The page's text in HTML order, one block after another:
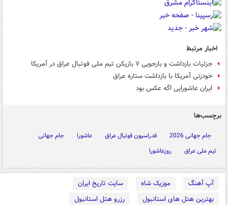
اخبار مرتبط
جزئیات بازداشت و بازجویی ۷ بازیکن تیم ملی فوتبال عراق در آمریکا
خودزنی آمریکا با بازداشت ستاره عراق
ایران عاشورایی اگه عکس بود
برچسب‌ها
جام جهانی 2026 فدراسیون فوتبال عراق عاشورا
جام جهانی
تیم ملی عراق
روزعاشورا
آپ آهنگ موزیک شاه
سایت تاریخ ایران
بهترین هتل های استانبول
رزرو هتل استانبول